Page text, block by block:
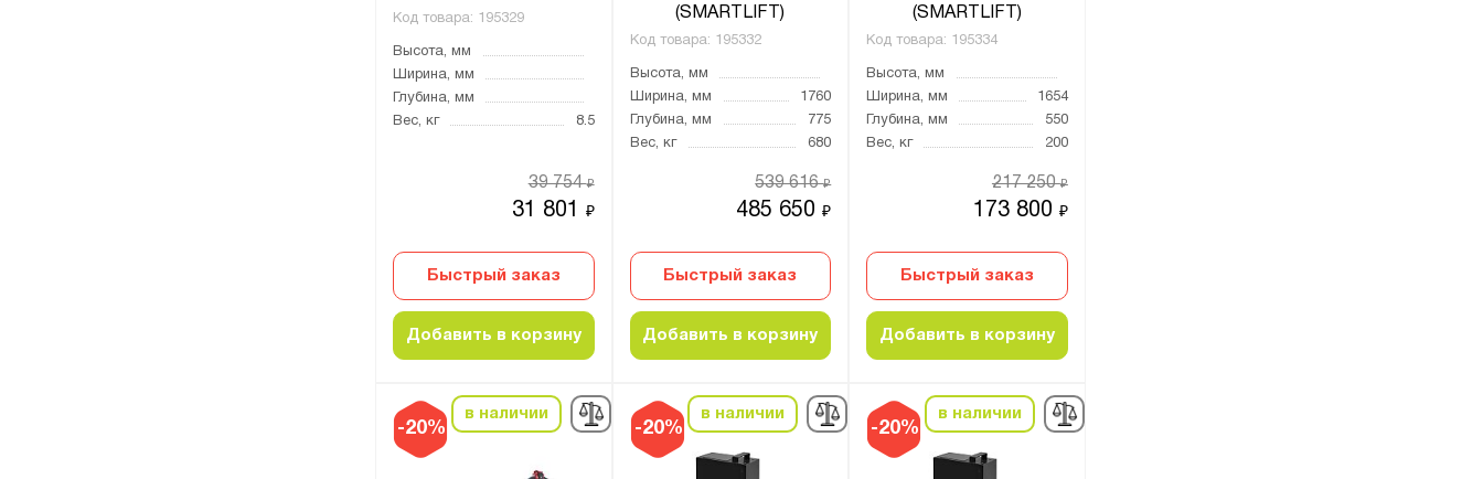
Код товара: 195329
Высота, мм
Ширина, мм
Глубина, мм
Вес, кг
8.5
31 801 ₽
39 754₽
Быстрый заказ
Добавить в корзину
(SMARTLIFT)
Код товара: 195332
Высота, мм
Ширина, мм
1760
Глубина, мм
775
Вес, кг
680
485 650₽
539 616₽
Быстрый заказ
Добавить в корзину
(SMARTLIFT)
Код товара: 195334
Высота, мм
Ширина, мм
1654
Глубина, мм
550
Вес, кг
200
173 800 ₽
217 250₽
Быстрый заказ
Добавить в корзину
-20%
в наличии
-20%
в наличии
-20%
в наличии